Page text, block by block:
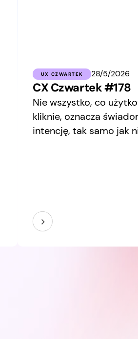
UX CZWARTEK 28/5/2026
CX Czwartek #178
Nie wszystko, co
kliknie, oznacza
intencję, tak samo jak